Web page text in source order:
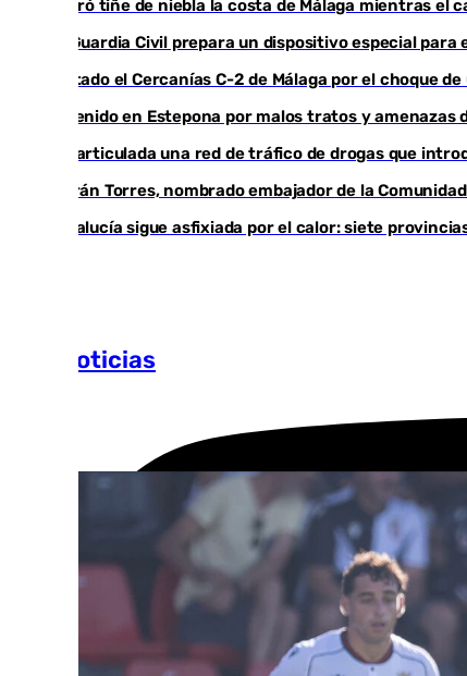
El taró tiñe de niebla la costa de Málaga mientras
La Guardia Civil prepara un dispositivo especial
Cortado el Cercanías C-2 de Málaga por el choque
Detenido en Estepona por malos tratos y amenazas
Desarticulada una red de tráfico de drogas que
Ferrán Torres, nombrado embajador de la
Andalucía sigue asfixiada por el calor: siete
Más noticias